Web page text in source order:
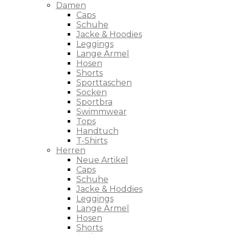
Damen
Caps
Schuhe
Jacke & Hoodies
Leggings
Lange Ärmel
Hosen
Shorts
Sporttaschen
Socken
Sportbra
Swimmwear
Tops
Handtuch
T-Shirts
Herren
Neue Artikel
Caps
Schuhe
Jacke & Hoddies
Leggings
Lange Ärmel
Hosen
Shorts